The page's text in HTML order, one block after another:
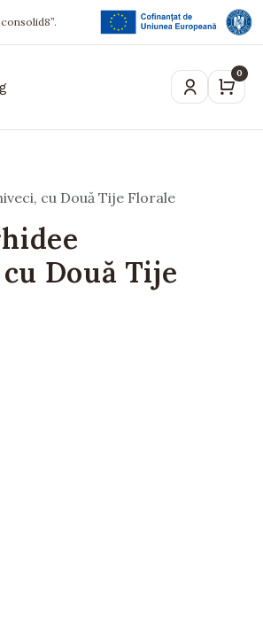
0
cu Două Tije Florale
Două Tije